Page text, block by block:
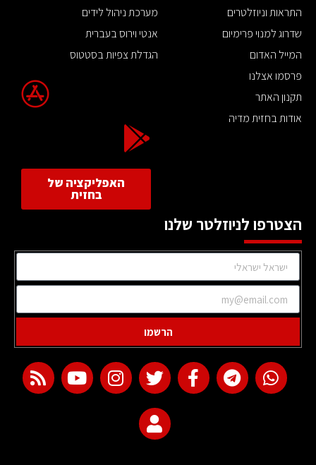
התראות וניוזלטרים
שדרוג למנוי פרימיום
המייל האדום
פרסמו אצלנו
תקנון האתר
אודות בחזית מדיה
מערכת ניהול לידים
אנטי וירוס בעברית
הגדלת צפיות בסטטוס
האפליקציה של
בחזית
הצטרפו לניוזלטר שלנו
הרשמו